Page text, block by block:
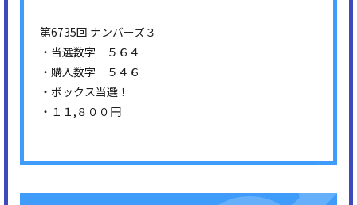
第6735回 ナンバーズ３
・当選数字 ５６４
・購入数字 ５４６
・ボックス当選！
・１１,８００円